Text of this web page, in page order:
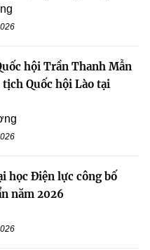
hội Trần Thanh Mẫn
tịch Quốc hội Lào tại
học Điện lực công bố
năm 2026